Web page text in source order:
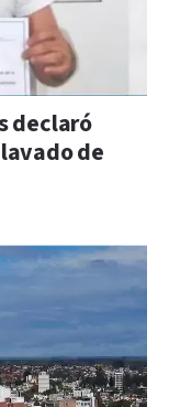
declaró
de